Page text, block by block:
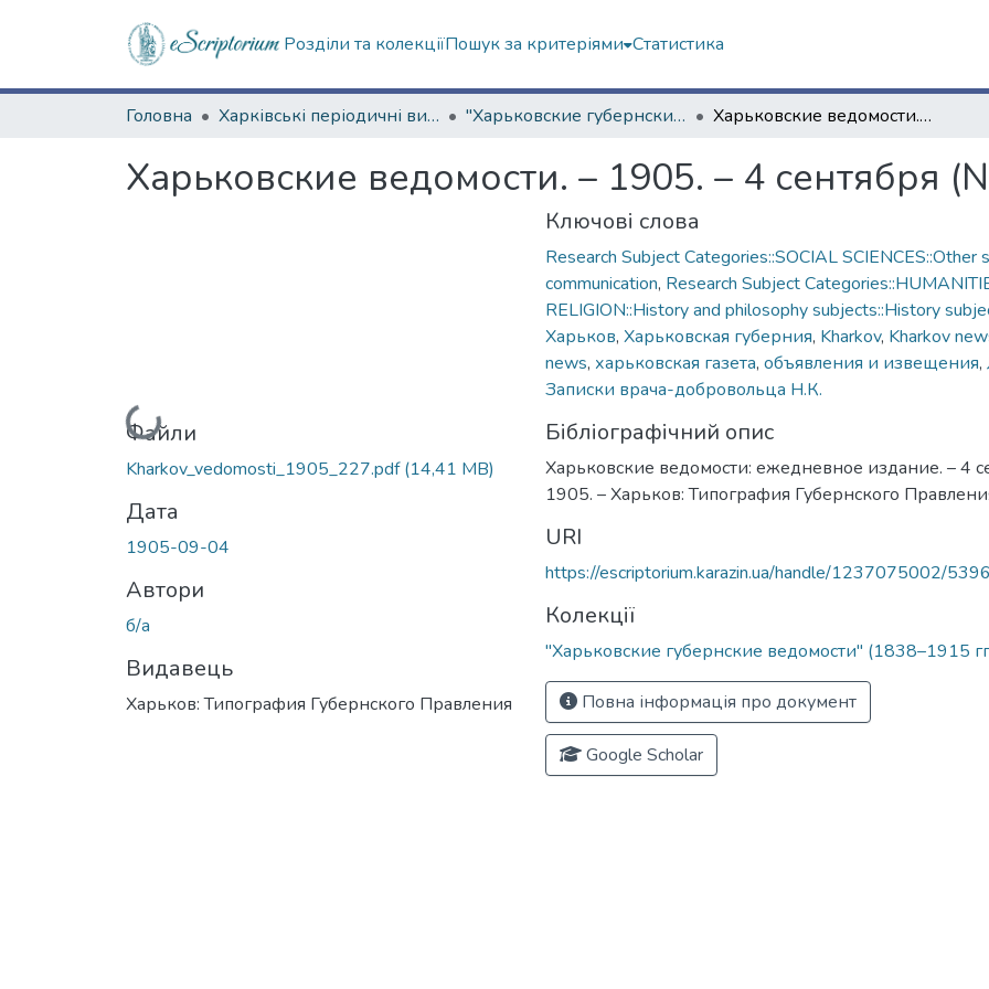
Розділи та колекціїПошук за критеріями Статистика
Головна Харківські періодичні видання "Харьковские губернские ведомости" (1838–1915 гг.) Харьковские ведомости. – 1905. – 4 сентября (№ 227)
Харьковские ведомости. – 1905. – 4 сентября
Вантажиться...
Файли
Kharkov_vedomosti_1905_227.pdf(14,41 MB)
Дата
1905-09-04
Автори
б/а
Видавець
Харьков: Типография Губернского Правления
Ключові слова
Research Subject Categories::SOCIAL SCIENCES::Other
communication, Research Subject
RELIGION::History and philosophy subjects::History
Харьков, Харьковская губерния, Kharkov, Kharkov
news, харьковская газета, объявления и извещения,
Записки врача-добровольца Н.К.
Бібліографічний опис
Харьковские ведомости: ежедневное издание. – 4
1905. – Харьков: Типография Губернского
URI
https://escriptorium.karazin.ua/handle/1237075002/5396
Колекції
"Харьковские губернские ведомости" (1838–1915
Повна інформація про документ
Google Scholar